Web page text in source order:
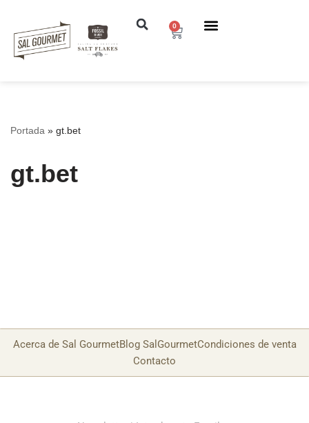
Saltar
al
0
Portada » gt.bet
gt.bet
Acerca de Sal GourmetBlog SalGourmetCondiciones de venta
Contacto